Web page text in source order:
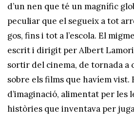
d’un nen que té un magnífic
peculiar que el segueix a tot
gos, fins i tot a l’escola. El
escrit i dirigit per Albert
sortir del cinema, de tornada a
sobre els films que havíem vist.
d’imaginació, alimentat per les
històries que inventava per